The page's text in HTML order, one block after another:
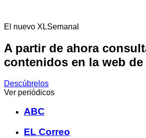
El nuevo XLSemanal
A partir de ahora
contenidos en la web
Descúbrelos
Ver periódicos
ABC
EL Correo